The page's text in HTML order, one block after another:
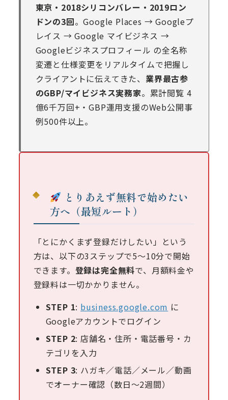
東京・2018シリコンバレー・2019ロン
ドンの3回。Google Places → Googleプ
レイス → Google マイビジネス →
Googleビジネスプロフィール の全名称
変遷と仕様変更をリアルタイムで把握し
クライアントに伝えてきた、 業界最古参
のGBP/マイビジネス実務家。累計閲覧 4
億6千万回+・GBP運用支援のWeb公開事
例500件以上。
とりあえず無料で始めたい
方へ（最短ルート）
「とにかくまず登録だけしたい」という
方は、以下の3ステップで5〜10分で開始
できます。 登録は完全無料で、月額料金や
登録料は一切かかりません。
STEP 1: business.google.com に
Googleアカウントでログイン
STEP 2: 店舗名・住所・電話番号・カ
テゴリを入力
STEP 3: ハガキ／電話／メール／動画
でオーナー確認（数日〜2週間）